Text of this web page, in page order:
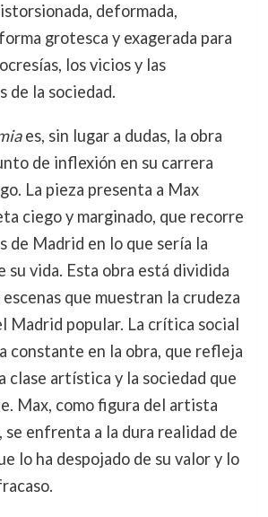
deformada,
grotesca y exagerada para
los vicios y las
de la sociedad.
es, sin lugar a dudas, la obra
de inflexión en su carrera
La pieza presenta a Max
ciego y marginado, que recorre
de Madrid en lo que sería la
su vida. Esta obra está dividida
que muestran la crudeza
Madrid popular. La crítica social
constante en la obra, que refleja
clase artística y la sociedad que
Max, como figura del artista
se enfrenta a la dura realidad de
lo ha despojado de su valor y lo